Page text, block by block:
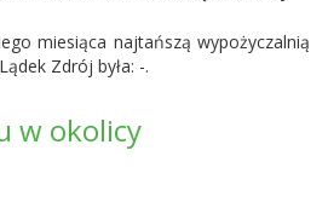
miesiąca najtańszą wypożyczalnią
Zdrój była: -.
w okolicy